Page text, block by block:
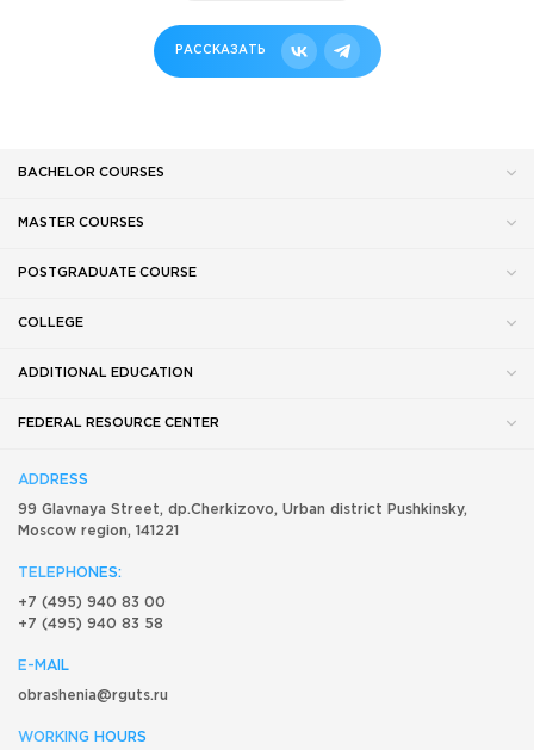
РАССКАЗАТЬ
BACHELOR COURSES
MASTER COURSES
POSTGRADUATE COURSE
COLLEGE
ADDITIONAL EDUCATION
FEDERAL RESOURCE CENTER
ADDRESS
99 Glavnaya Street, dp.Cherkizovo, Urban district Pushkinsky,
Moscow region, 141221
TELEPHONES:
+7 (495) 940 83 00
+7 (495) 940 83 58
E-MAIL
obrashenia@rguts.ru
WORKING HOURS